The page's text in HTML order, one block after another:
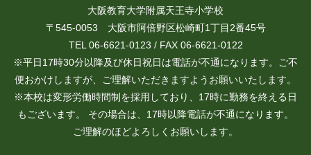
大阪教育大学附属天王寺小学校
〒545-0053 大阪市阿倍野区松崎町1丁目2番45号
TEL 06-6621-0123 / FAX 06-6621-0122
※平日17時30分以降及び休日祝日は電話が不通になります。ご不
便おかけしますが、ご理解いただきますようお願いいたします。
※本校は変形労働時間制を採用しており、17時に勤務を終える日
もございます。 その場合は、17時以降電話が不通になります。
ご理解のほどよろしくお願いします。